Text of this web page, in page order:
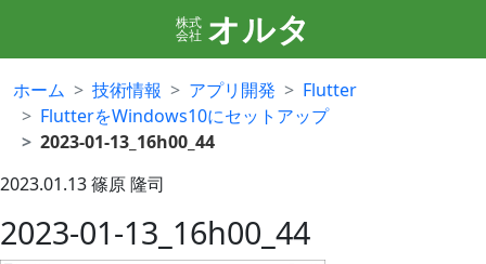
株式
会社 オルタ
ホーム 技術情報 アプリ開発
Flutter
FlutterをWindows10にセットアップ
2023-01-13_16h00_44
2023.01.13篠原 隆司
2023-01-13_16h00_44